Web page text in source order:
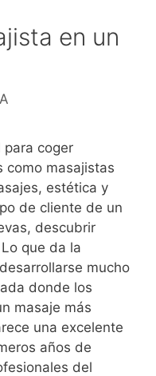
en un
para coger
como masajistas
estética y
de cliente de un
descubrir
que da la
mucho
donde los
masaje más
una excelente
años de
del